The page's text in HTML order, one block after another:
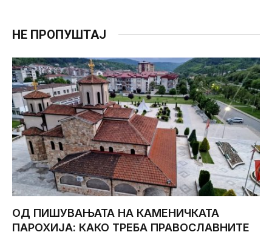
НЕ ПРОПУШТАЈ
ОД ПИШУВАЊАТА НА КАМЕНИЧКАТА
ПАРОХИЈА: КАКО ТРЕБА ПРАВОСЛАВНИТЕ